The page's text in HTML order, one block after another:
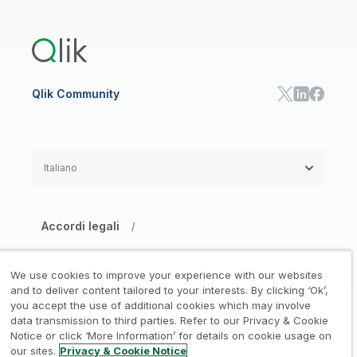
Qlik Community
Accordi legali /
Marchi registrati / Affidabilità /
Condizioni d’uso /
Non condividere le mie informazioni
Italiano
We use cookies to improve your experience with our websites
and to deliver content tailored to your interests. By clicking ‘Ok’,
you accept the use of additional cookies which may involve
data transmission to third parties. Refer to our Privacy & Cookie
Notice or click ‘More Information’ for details on cookie usage on
our sites. Privacy & Cookie Notice